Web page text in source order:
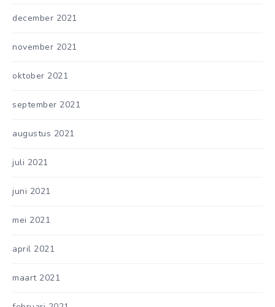
december 2021
november 2021
oktober 2021
september 2021
augustus 2021
juli 2021
juni 2021
mei 2021
april 2021
maart 2021